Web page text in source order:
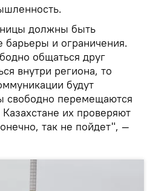
должны быть
и ограничения.
общаться друг
внутри региона, то
будут
свободно перемещаются
их проверяют
так не пойдет", —